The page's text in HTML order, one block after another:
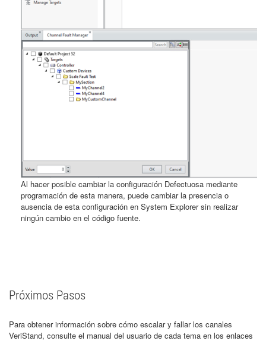
Al hacer posible cambiar la configuración Defectuosa mediante
programación de esta manera, puede cambiar la presencia o
ausencia de esta configuración en System Explorer sin realizar
ningún cambio en el código fuente.
Próximos Pasos
Para obtener información sobre cómo escalar y fallar los canales
VeriStand, consulte el manual del usuario de cada tema en los enlaces